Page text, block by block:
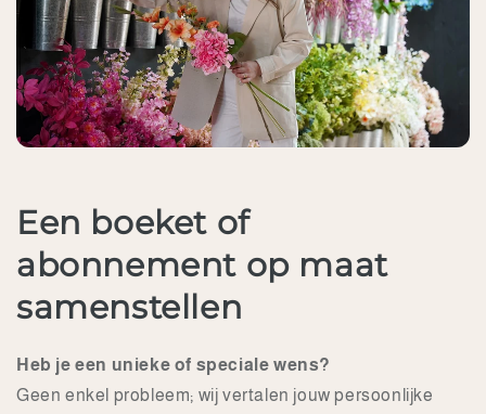
Een boeket of
abonnement op maat
samenstellen
Heb je een unieke of speciale wens?
Geen enkel probleem; wij vertalen jouw persoonlijke